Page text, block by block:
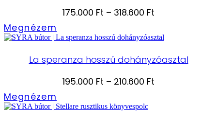
175.000 Ft – 318.600 Ft
-
Megnézem
La speranza hosszú dohányzóasztal
195.000 Ft – 210.600 Ft
Megnézem